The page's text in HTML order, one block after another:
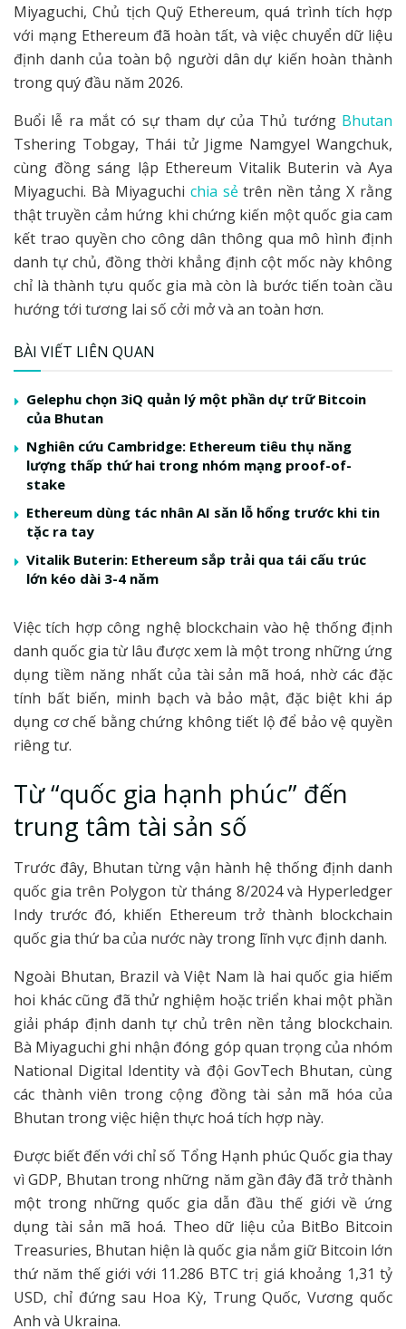
Miyaguchi, Chủ tịch Quỹ Ethereum, quá trình tích hợp
với mạng Ethereum đã hoàn tất, và việc chuyển dữ liệu
định danh của toàn bộ người dân dự kiến hoàn thành
trong quý đầu năm 2026.
Buổi lễ ra mắt có sự tham dự của Thủ tướng Bhutan
Tshering Tobgay, Thái tử Jigme Namgyel Wangchuk,
cùng đồng sáng lập Ethereum Vitalik Buterin và Aya
Miyaguchi. Bà Miyaguchi chia sẻtrên nền tảng X rằng
thật truyền cảm hứng khi chứng kiến một quốc gia cam
kết trao quyền cho công dân thông qua mô hình định
danh tự chủ, đồng thời khẳng định cột mốc này không
chỉ là thành tựu quốc gia mà còn là bước tiến toàn cầu
hướng tới tương lai số cởi mở và an toàn hơn.
BÀI VIẾT LIÊN QUAN
Gelephu chọn 3iQ quản lý một phần dự trữ Bitcoin
của Bhutan
Nghiên cứu Cambridge: Ethereum tiêu thụ năng
lượng thấp thứ hai trong nhóm mạng proof-of-
stake
Ethereum dùng tác nhân AI săn lỗ hổng trước khi tin
tặc ra tay
Vitalik Buterin: Ethereum sắp trải qua tái cấu trúc
lớn kéo dài 3-4 năm
Việc tích hợp công nghệ blockchain vào hệ thống định
danh quốc gia từ lâu được xem là một trong những ứng
dụng tiềm năng nhất của tài sản mã hoá, nhờ các đặc
tính bất biến, minh bạch và bảo mật, đặc biệt khi áp
dụng cơ chế bằng chứng không tiết lộ để bảo vệ quyền
riêng tư.
Từ “quốc gia hạnh phúc” đến
trung tâm tài sản số
Trước đây, Bhutan từng vận hành hệ thống định danh
quốc gia trên Polygon từ tháng 8/2024 và Hyperledger
Indy trước đó, khiến Ethereum trở thành blockchain
quốc gia thứ ba của nước này trong lĩnh vực định danh.
Ngoài Bhutan, Brazil và Việt Nam là hai quốc gia hiếm
hoi khác cũng đã thử nghiệm hoặc triển khai một phần
giải pháp định danh tự chủ trên nền tảng blockchain.
Bà Miyaguchi ghi nhận đóng góp quan trọng của nhóm
National Digital Identity và đội GovTech Bhutan, cùng
các thành viên trong cộng đồng tài sản mã hóa của
Bhutan trong việc hiện thực hoá tích hợp này.
Được biết đến với chỉ số Tổng Hạnh phúc Quốc gia thay
vì GDP, Bhutan trong những năm gần đây đã trở thành
một trong những quốc gia dẫn đầu thế giới về ứng
dụng tài sản mã hoá. Theo dữ liệu của BitBo Bitcoin
Treasuries, Bhutan hiện là quốc gia nắm giữ Bitcoin lớn
thứ năm thế giới với 11.286 BTC trị giá khoảng 1,31 tỷ
USD, chỉ đứng sau Hoa Kỳ, Trung Quốc, Vương quốc
Anh và Ukraina.